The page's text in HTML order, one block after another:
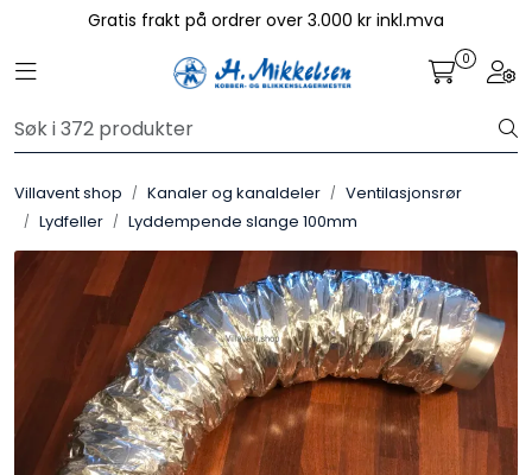
Skip to main content
Gratis frakt på ordrer over 3.000 kr inkl.mva
Toggle navigation 0
Villavent shop Kanaler og kanaldeler
Ventilasjonsrør
Lydfeller
Lyddempende slange 100mm
Avtrekksvifter
Systemair Filter
Kanaler og kanaldeler
Sentralstøvsuger